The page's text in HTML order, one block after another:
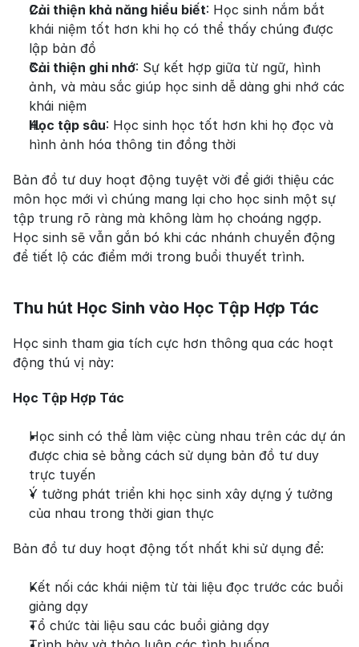
Cải thiện khả năng hiểu biết: Học sinh nắm bắt
khái niệm tốt hơn khi họ có thể thấy chúng được
lập bản đồ
Cải thiện ghi nhớ: Sự kết hợp giữa từ ngữ, hình
ảnh, và màu sắc giúp học sinh dễ dàng ghi nhớ các
khái niệm
Học tập sâu: Học sinh học tốt hơn khi họ đọc và
hình ảnh hóa thông tin đồng thời
Bản đồ tư duy hoạt động tuyệt vời để giới thiệu các
môn học mới vì chúng mang lại cho học sinh một sự
tập trung rõ ràng mà không làm họ choáng ngợp.
Học sinh sẽ vẫn gắn bó khi các nhánh chuyển động
để tiết lộ các điểm mới trong buổi thuyết trình.
Thu hút Học Sinh vào Học Tập Hợp Tác
Học sinh tham gia tích cực hơn thông qua các hoạt
động thú vị này:
Học Tập Hợp Tác
Học sinh có thể làm việc cùng nhau trên các dự án
được chia sẻ bằng cách sử dụng bản đồ tư duy
trực tuyến
Ý tưởng phát triển khi học sinh xây dựng ý tưởng
của nhau trong thời gian thực
Bản đồ tư duy hoạt động tốt nhất khi sử dụng để:
Kết nối các khái niệm từ tài liệu đọc trước các buổi
giảng dạy
Tổ chức tài liệu sau các buổi giảng dạy